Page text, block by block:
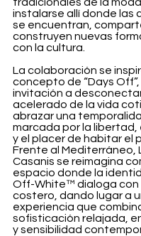
instalarse allí donde las
se encuentran,
construyen nuevas
con la cultura.
La colaboración se
concepto de “Days Off”,
invitación a
acelerado de la vida
abrazar una
marcada por la libertad,
y el placer de habitar el
Frente al Mediterráneo,
Casanis se reimagina
espacio donde la
Off-White™ dialoga con
costero, dando lugar a
experiencia que
sofisticación relajada,
y sensibilidad